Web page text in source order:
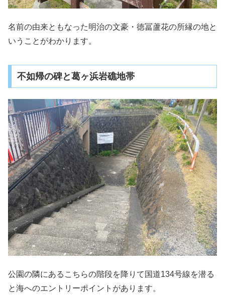
名前の由来ともなった明治の文豪・徳冨蘆花の所縁の地と
いうことがわかります。
不如帰の碑と葛ヶ浜岩礁地帯
公園の隣にあるこちらの階段を降りて国道134号線を潜る
と海へのエントリーポイントがあります。